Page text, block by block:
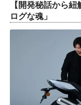
【開発秘話から
ログな魂」